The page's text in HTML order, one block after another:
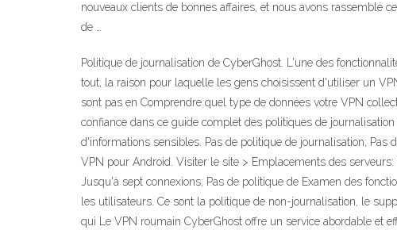
nouveaux clients de bonnes affaires, et nous avons rassemblé
de …
Politique de journalisation de CyberGhost. L'une des
tout, la raison pour laquelle les gens choisissent d'utiliser un
sont pas en Comprendre quel type de données votre VPN
confiance dans ce guide complet des politiques de
d'informations sensibles. Pas de politique de journalisation;
VPN pour Android. Visiter le site > Emplacements des
Jusqu'à sept connexions; Pas de politique de Examen des
les utilisateurs. Ce sont la politique de non-journalisation, le
qui Le VPN roumain CyberGhost offre un service abordable et